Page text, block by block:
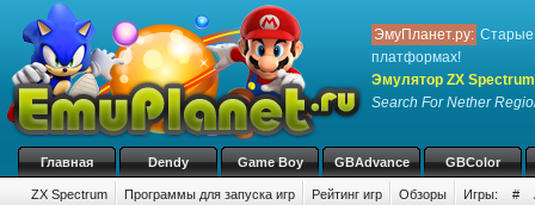
ЭмуПланет.ру: Старые
платформах!
Эмулятор ZX
Search For Nether
Главная Dendy Game Boy GBAdvance GBColor
ZX Spectrum Программы для запуска игр Рейтинг игр Обзоры Игры: #